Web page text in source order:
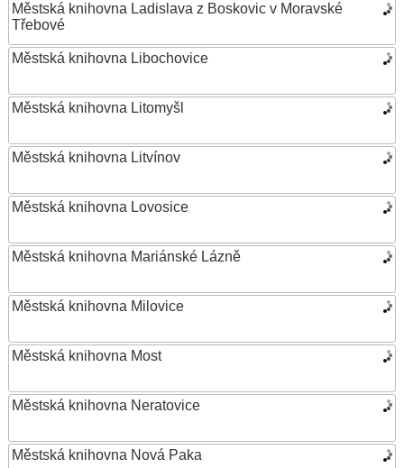
Městská knihovna Ladislava z Boskovic v Moravské
Třebové
Městská knihovna Libochovice
Městská knihovna Litomyšl
Městská knihovna Litvínov
Městská knihovna Lovosice
Městská knihovna Mariánské Lázně
Městská knihovna Milovice
Městská knihovna Most
Městská knihovna Neratovice
Městská knihovna Nová Paka